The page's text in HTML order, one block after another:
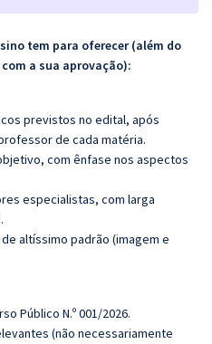
tem para oferecer (além do
a sua aprovação):
previstos no edital, após
de cada matéria.
com ênfase nos aspectos
especialistas, com larga
altíssimo padrão (imagem e
Público N.º 001/2026.
(não necessariamente